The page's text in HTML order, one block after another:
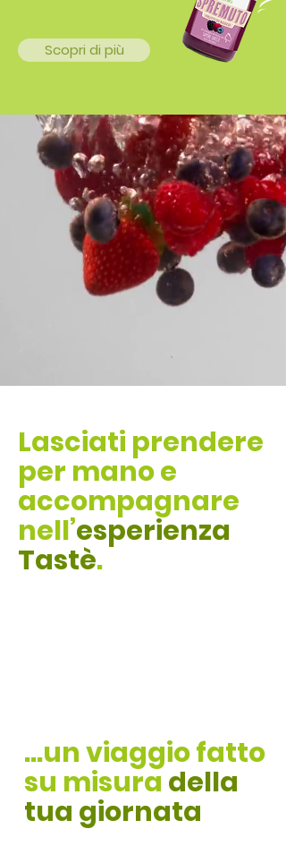
Scopri di più
Lasciati prendere
per mano e
accompagnare
nell’esperienza
Tastè.
...un viaggio fatto
su misura della
tua giornata